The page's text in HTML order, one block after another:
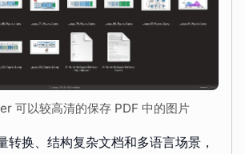
可以较高清的保存 PDF 中的图片
转换、结构复杂文档和多语言场景，